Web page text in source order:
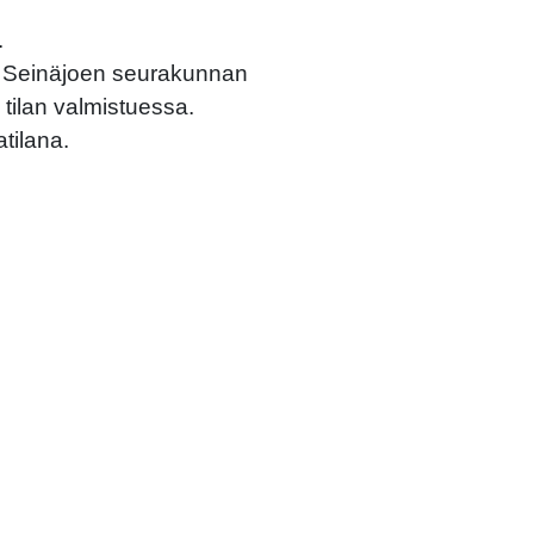
seurakunnan
valmistuessa.